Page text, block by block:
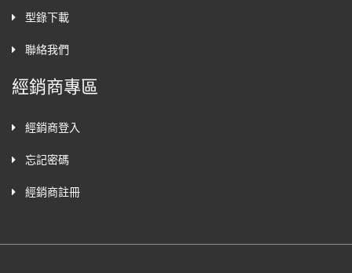
型錄下載
聯絡我們
經銷商專區
經銷商登入
忘記密碼
經銷商註冊